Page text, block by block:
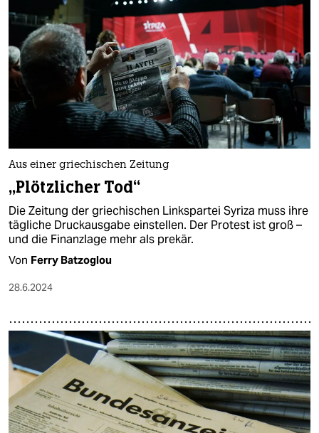
Aus einer griechischen Zeitung
„Plötzlicher Tod“
Die Zeitung der griechischen Linkspartei Syriza muss ihre
tägliche Druckausgabe einstellen. Der Protest ist groß –
und die Finanzlage mehr als prekär.
Von Ferry Batzoglou
28.6.2024